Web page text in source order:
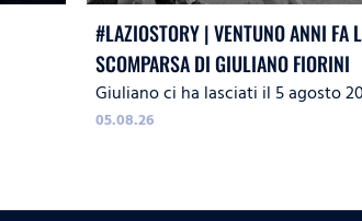
#LAZIOSTORY | VENTUNO ANNI FA
SCOMPARSA DI GIULIANO FIORINI
Giuliano ci ha lasciati il 5 agosto
05.08.26